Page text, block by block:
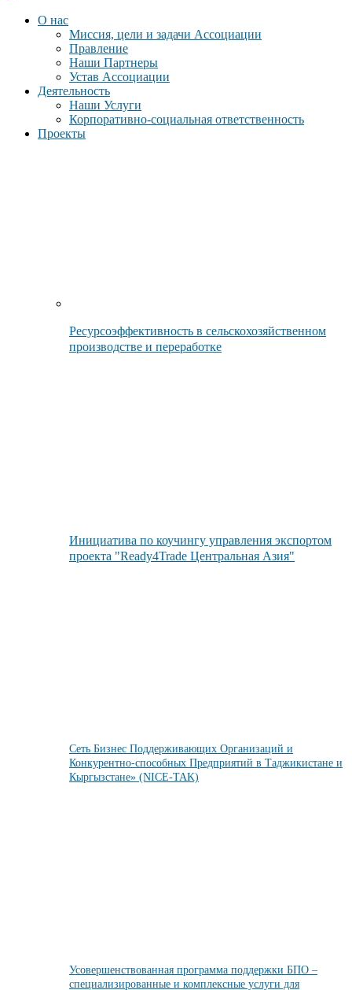
О нас
Миссия, цели и задачи Ассоциации
Правление
Наши Партнеры
Устав Ассоциации
Деятельность
Наши Услуги
Корпоративно-социальная ответственность
Проекты
Ресурсоэффективность в сельскохозяйственном
производстве и переработке
Инициатива по коучингу управления экспортом
проекта "Ready4Trade Центральная Азия"
Сеть Бизнес Поддерживающих Организаций и
Конкурентно-способных Предприятий в Таджикистане и
Кыргызстане» (NICE-TAK)
Усовершенствованная программа поддержки БПО –
специализированные и комплексные услуги для